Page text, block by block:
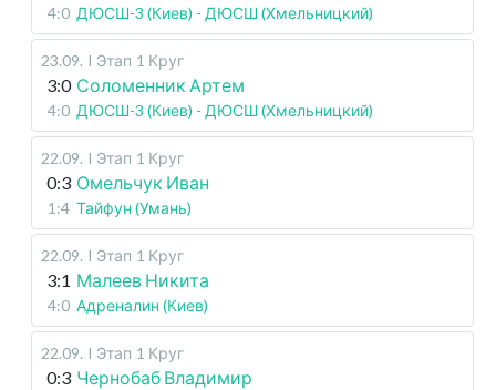
4:0 ДЮСШ-3 (Киев) - ДЮСШ (Хмельницкий)
23.09. I Этап 1 Круг
3:0 Соломенник Артем
4:0 ДЮСШ-3 (Киев) - ДЮСШ (Хмельницкий)
22.09. I Этап 1 Круг
0:3 Омельчук Иван
1:4 Тайфун (Умань)
22.09. I Этап 1 Круг
3:1 Малеев Никита
4:0 Адреналин (Киев)
22.09. I Этап 1 Круг
0:3 Чернобаб Владимир